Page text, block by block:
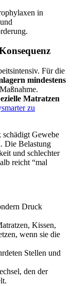
Für die
mindestens
Matratzen
zu
schädigt Gewebe
Die Belastung
und schlechter
reicht “mal
Druck
Kissen,
wenn sie die
Stellen und
den der